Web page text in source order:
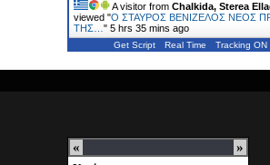
A visitor from Chalkida, Sterea
viewed "Ο ΣΤΑΥΡΟΣ ΒΕΝΙΖΕΛΟΣ ΝΕΟΣ
ΤΗΣ… " 5 hrs 35 mins ago
Get Script Real Time Tracking ON